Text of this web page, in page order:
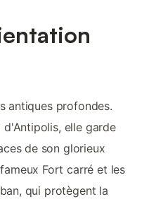
antiques profondes.
d'Antipolis, elle garde
de son glorieux
Fort carré et les
qui protègent la